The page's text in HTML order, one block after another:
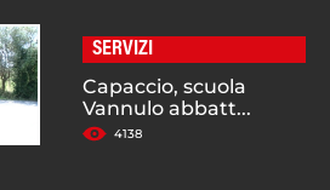
SERVIZI
Capaccio, scuola
Vannulo abbatt...
4138